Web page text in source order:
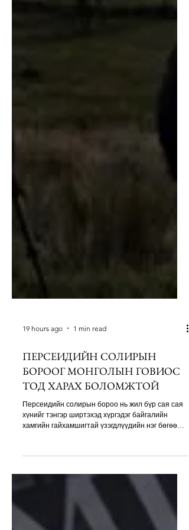
19 hours ago 1 min read
ПЕРСЕИДИЙН СОЛИРЫН
БОРООГ МОНГОЛЫН ГОВИОС
ТОД ХАРАХ БОЛОМЖТОЙ
ажиглах боломжтой юм. Персеидийн солирын
бороо наймдугаар сарын 12–оос 13-нд шилжих
шөнө оргил үедээ хүрнэ. Цэлмэг тэнгэртэй
нөхцөлд цагт 60–100 гаруй солир харах
боломжтой. Одон орон судлаачид шөнө дундаас